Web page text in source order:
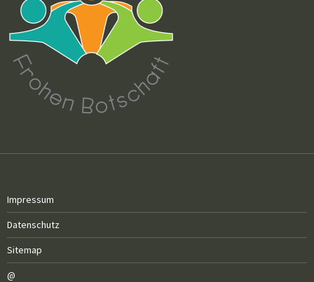
Impressum
Datenschutz
Sitemap
@